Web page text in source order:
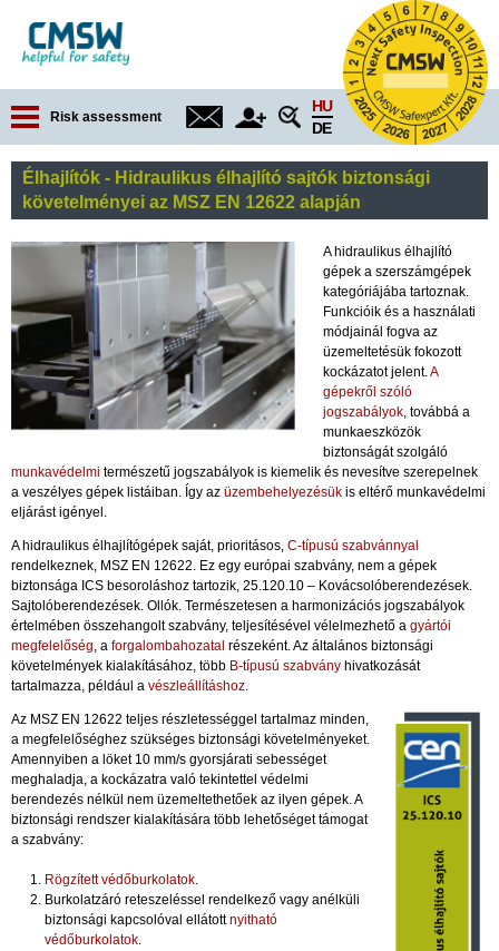
Risk assessment
HU
DE
Élhajlítók - Hidraulikus élhajlító sajtók biztonsági
követelményei az MSZ EN 12622 alapján
A hidraulikus élhajlító
gépek a szerszámgépek
kategóriájába tartoznak.
Funkcióik és a használati
módjainál fogva az
üzemeltetésük fokozott
kockázatot jelent.A
gépekről szóló
jogszabályok, továbbá a
munkaeszközök
biztonságát szolgáló
munkavédelmi természetű jogszabályok is kiemelik és nevesítve szerepelnek
a veszélyes gépek listáiban. Így az üzembehelyezésük is eltérő munkavédelmi
eljárást igényel.
A hidraulikus élhajlítógépek saját, prioritásos, C-típusú szabvánnyal
rendelkeznek, MSZ EN 12622. Ez egy európai szabvány, nem a gépek
biztonsága ICS besoroláshoz tartozik, 25.120.10 – Kovácsolóberendezések.
Sajtolóberendezések. Ollók. Természetesen a harmonizációs jogszabályok
értelmében összehangolt szabvány, teljesítésével vélelmezhető a gyártói
megfelelőség, a forgalombahozatal részeként. Az általános biztonsági
követelmények kialakításához, több B-típusú szabvány hivatkozását
tartalmazza, például a vészleállításhoz.
Az MSZ EN 12622 teljes részletességgel tartalmaz minden,
a megfelelőséghez szükséges biztonsági követelményeket.
Amennyiben a löket 10 mm/s gyorsjárati sebességet
meghaladja, a kockázatra való tekintettel védelmi
berendezés nélkül nem üzemeltethetőek az ilyen gépek. A
biztonsági rendszer kialakítására több lehetőséget támogat
a szabvány:
Rögzített védőburkolatok.
Burkolatzáró reteszeléssel rendelkező vagy anélküli
biztonsági kapcsolóval ellátottnyitható
védőburkolatok.